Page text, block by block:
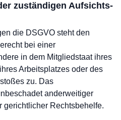
zuständigen Aufsichts­
die DSGVO steht den
bei einer
in dem Mitgliedstaat ihres
Arbeitsplatzes oder des
zu. Das
anderweitiger
gerichtlicher Rechtsbehelfe.